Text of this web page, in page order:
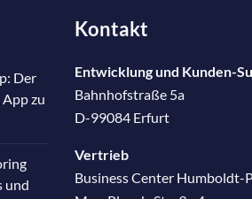
Der
zu
und
Kontakt
Entwicklung und Kunden-
Bahnhofstraße 5a
D-99084 Erfurt
Vertrieb
Business Center Humboldt-